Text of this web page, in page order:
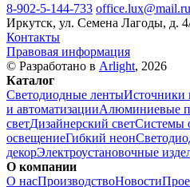
8-902-5-144-733 office.lux@mail.ru
Иркутск, ул. Семена Лагоды, д.
Контакты
Правовая информация
© Разработано в Arlight, 2026
Каталог
Светодиодные лентыИсточники
и автоматизацииАлюминиевые
светДизайнерский светСистемы
освещениеГибкий неон
декорЭлектроустановочные
О компании
О насПроизводствоНовости